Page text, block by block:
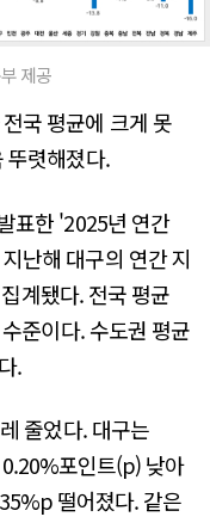
제공
국 평균에 크게 못
뚜렷해졌다.
표한 '2025년 연간
난해 대구의 연간 지
계됐다. 전국 평균
준이다. 수도권 평균
.
줄었다. 대구는
포인트(p) 낮아
떨어졌다. 같은